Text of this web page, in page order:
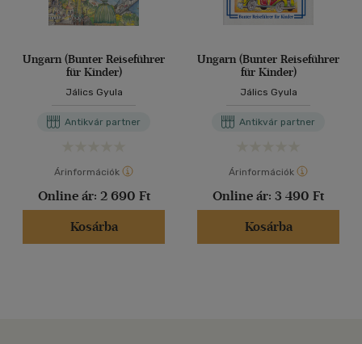
Ungarn (Bunter Reiseführer
für Kinder)
Jálics Gyula
Antikvár partner
Árinformációk
Online ár: 2 690 Ft
Kosárba
Ungarn (Bunter Reiseführer
für Kinder)
Jálics Gyula
Antikvár partner
Árinformációk
Online ár: 3 490 Ft
Kosárba